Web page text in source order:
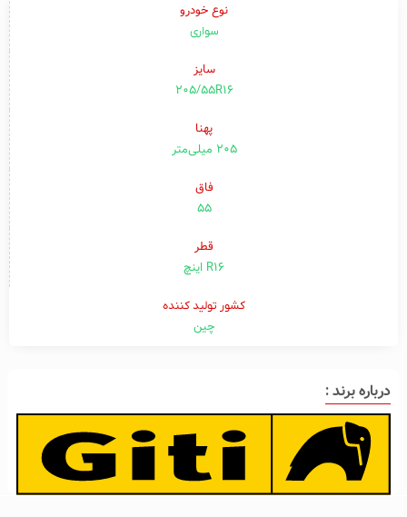
نوع خودرو
سواری
سایز
205/55R16
پهنا
۲۰۵ میلی‌متر
فاق
۵۵
قطر
R16 اینچ
کشور تولید کننده
چین
درباره برند :